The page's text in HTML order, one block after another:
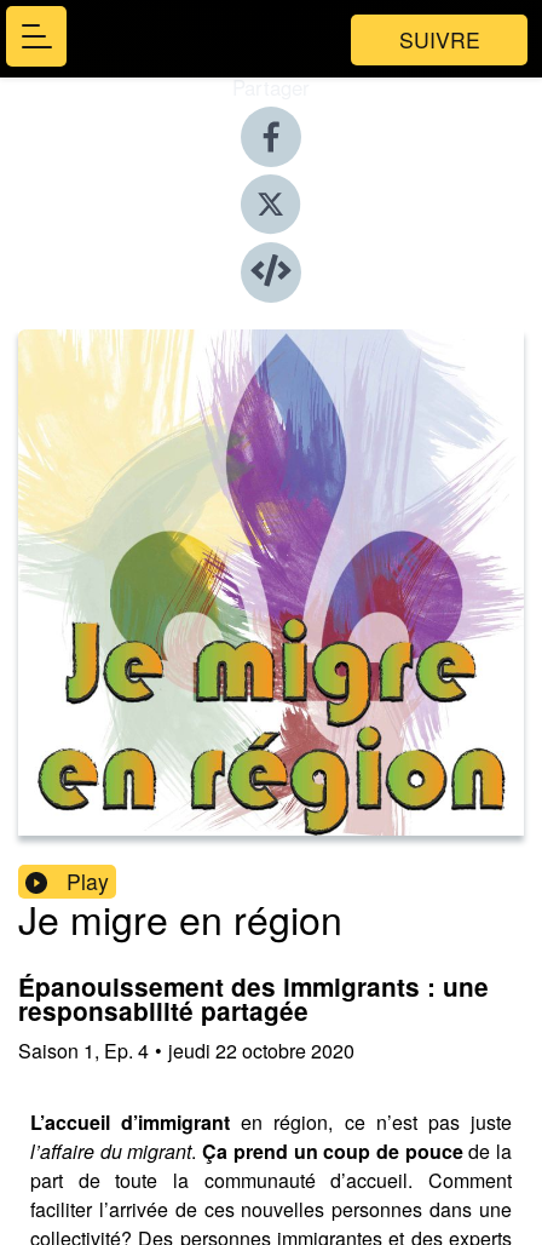
SUIVRE
Partager
Play
Je migre en région
Épanouissement des immigrants : une
responsabilité partagée
Saison 1, Ep. 4 • jeudi 22 octobre 2020
L’accueil d’immigrant en région, ce n’est pas juste
l’affaire du migrant.Ça prend un coup de poucede la
part de toute la communauté d’accueil. Comment
faciliter l’arrivée de ces nouvelles personnes dans une
collectivité? Des personnes immigrantes et des experts